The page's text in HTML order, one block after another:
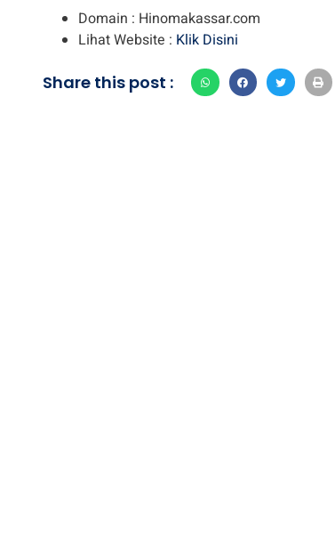
Domain : Hinomakassar.com
Lihat Website : Klik Disini
Share this post :